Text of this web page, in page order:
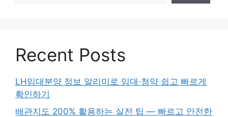
Recent Posts
LH임대분양 정보 알리미로 임대·청약 쉽고 빠르게
확인하기
배관지도 200% 활용하는 실전 팁 — 빠르고 안전한